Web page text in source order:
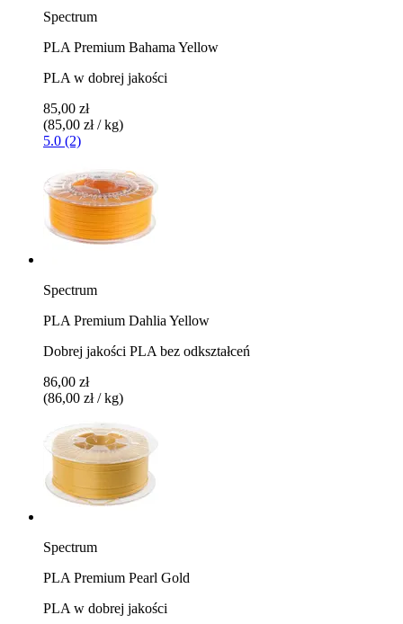
Spectrum
PLA Premium Bahama Yellow
PLA w dobrej jakości
85,00 zł
(85,00 zł / kg)
5.0 (2)
Spectrum
PLA Premium Dahlia Yellow
Dobrej jakości PLA bez odkształceń
86,00 zł
(86,00 zł / kg)
Spectrum
PLA Premium Pearl Gold
PLA w dobrej jakości